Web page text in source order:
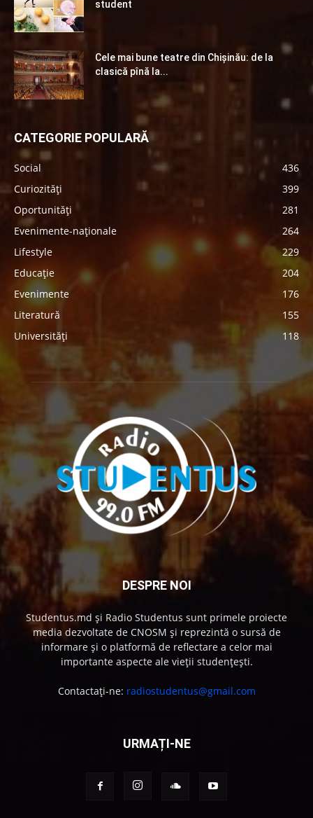
student
Cele mai bune teatre din Chişinău: de la
clasică pînă la...
CATEGORIE POPULARĂ
Social
436
Curiozități
399
Oportunități
281
Evenimente-naționale
264
Lifestyle
229
Educație
204
Evenimente
176
Literatură
155
Universități
118
DESPRE NOI
Studentus.md și Radio Studentus sunt primele proiecte
media dezvoltate de CNOSM și reprezintă o sursă de
informare și o platformă de reflectare a celor mai
importante aspecte ale vieții studențești.
Contactați-ne: radiostudentus@gmail.com
URMAȚI-NE